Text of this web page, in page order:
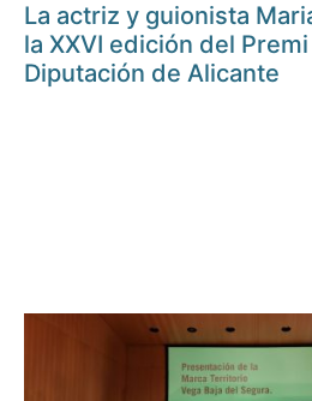
La actriz y guionista
la XXVI edición del
Diputación de Alicante